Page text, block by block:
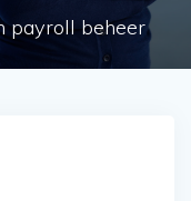
payroll beheer